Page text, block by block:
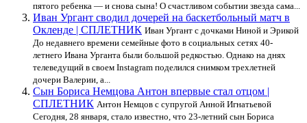
пятого ребенка — и снова сына! О счастливом событии звезда сама...
Иван Ургант сводил дочерей на баскетбольный матч в
Окленде | СПЛЕТНИК Иван Ургант с дочками Ниной и Эрикой
До недавнего времени семейные фото в социальных сетях 40-
летнего Ивана Урганта были большой редкостью. Однако на днях
телеведущий в своем Instagram поделился снимком трехлетней
дочери Валерии, а...
Сын Бориса Немцова Антон впервые стал отцом |
СПЛЕТНИК Антон Немцов с супругой Анной Игнатьевой
Сегодня, 28 января, стало известно, что 23-летний сын Бориса